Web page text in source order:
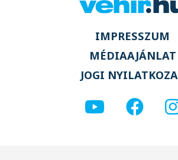
IMPRESSZUM
MÉDIAAJÁNLAT
JOGI